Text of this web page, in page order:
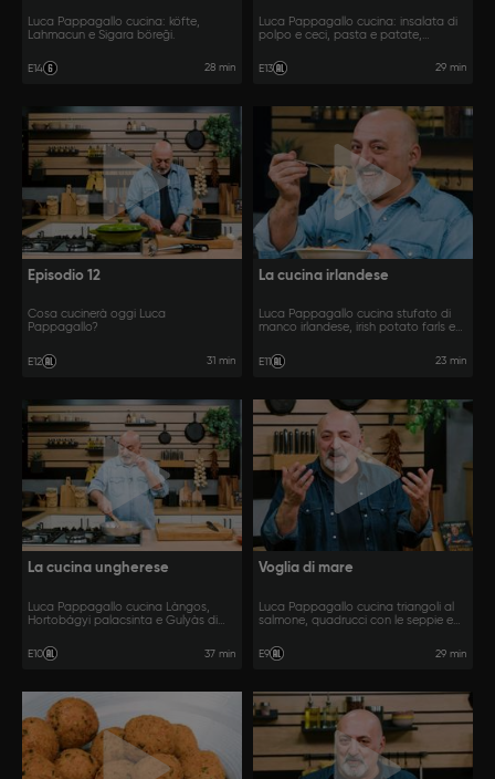
Luca Pappagallo cucina: köfte,
Lahmacun e Sigara böreği.
E14 28 min
Luca Pappagallo cucina: insalata di
polpo e ceci, pasta e patate,
E13 29 min
Episodio 12
Cosa cucinerà oggi Luca
Pappagallo?
E12 31 min
La cucina irlandese
Luca Pappagallo cucina stufato di
manco irlandese, irish potato farls e
E11 23 min
La cucina ungherese
Luca Pappagallo cucina Làngos,
Hortobágyi palacsinta e Gulyàs di
E10 37 min
Voglia di mare
Luca Pappagallo cucina triangoli al
salmone, quadrucci con le seppie e
E9 29 min